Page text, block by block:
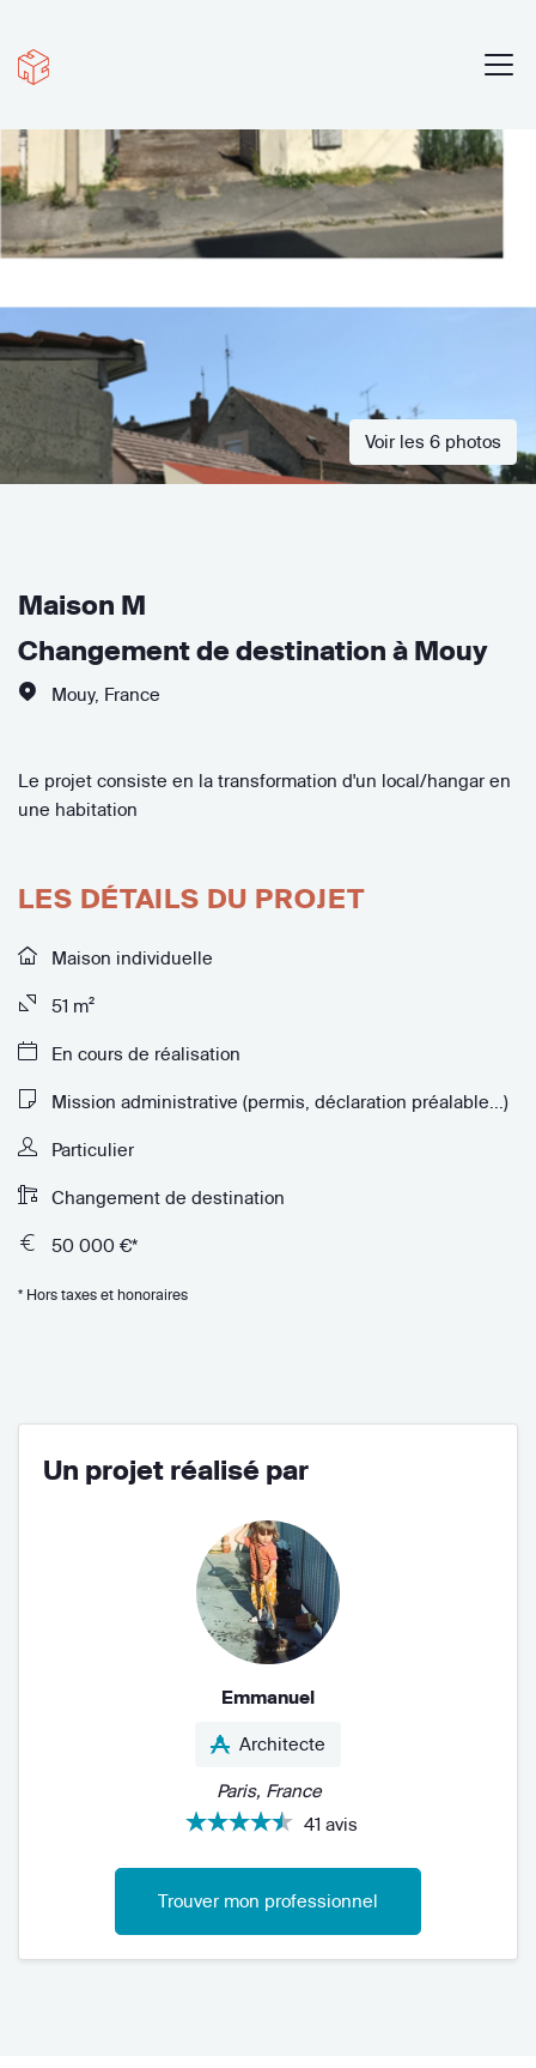
Voir les 6 photos
Maison M
Changement de destination à Mouy
Mouy, France
Le projet consiste en la transformation d'un local/hangar en
une habitation
LES DÉTAILS DU PROJET
Maison individuelle
51 m²
En cours de réalisation
Mission administrative (permis, déclaration préalable...)
Particulier
Changement de destination
50 000 €*
* Hors taxes et honoraires
Un projet réalisé par
Emmanuel
Architecte
Paris, France
41 avis
Trouver mon professionnel